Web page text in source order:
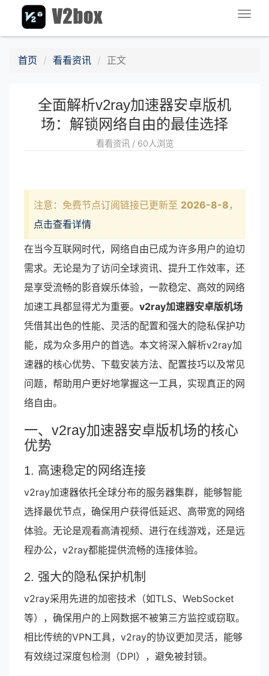
首页 看看资讯 正文
全面解析v2ray加速器安卓版机
场：解锁网络自由的最佳选择
看看资讯 / 60人浏览
注意：免费节点订阅链接已更新至 2026-8-8 ，
点击查看详情
在当今互联网时代，网络自由已成为许多用户的迫切
需求。无论是为了访问全球资讯、提升工作效率，还
是享受流畅的影音娱乐体验，一款稳定、高效的网络
加速工具都显得尤为重要。 v2ray加速器安卓版机场
凭借其出色的性能、灵活的配置和强大的隐私保护功
能，成为众多用户的首选。本文将深入解析v2ray加
速器的核心优势、下载安装方法、配置技巧以及常见
问题，帮助用户更好地掌握这一工具，实现真正的网
络自由。
一、v2ray加速器安卓版机场的核心
优势
1. 高速稳定的网络连接
v2ray加速器依托全球分布的服务器集群，能够智能
选择最优节点，确保用户获得低延迟、高带宽的网络
体验。无论是观看高清视频、进行在线游戏，还是远
程办公，v2ray都能提供流畅的连接体验。
2. 强大的隐私保护机制
v2ray采用先进的加密技术（如TLS、WebSocket
等），确保用户的上网数据不被第三方监控或窃取。
相比传统的VPN工具，v2ray的协议更加灵活，能够
有效绕过深度包检测（DPI），避免被封锁。